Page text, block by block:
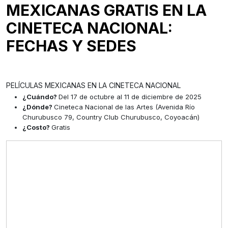
MEXICANAS GRATIS EN LA
CINETECA NACIONAL:
FECHAS Y SEDES
PELÍCULAS MEXICANAS EN LA CINETECA NACIONAL
¿Cuándo? Del 17 de octubre al 11 de diciembre de 2025
¿Dónde? Cineteca Nacional de las Artes (Avenida Río
Churubusco 79, Country Club Churubusco, Coyoacán)
¿Costo? Gratis